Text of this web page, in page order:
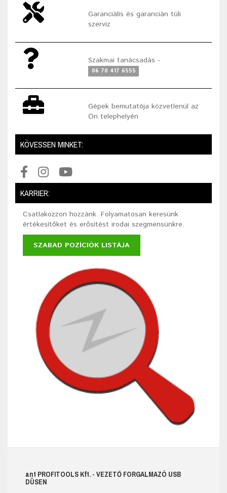
Garanciális és garancián túli
szerviz
Szakmai tanácsadás -
06 70 417 6555
Gépek bemutatója közvetlenül az
Ön telephelyén
KÖVESSEN MINKET:
KARRIER:
Csatlakozzon hozzánk. Folyamatosan keresünk
értékesítőket és erősítést irodai szegmensünkre.
SZABAD POZÍCIÓK LISTÁJA
ant PROFITOOLS Kft. - VEZETŐ FORGALMAZÓ USB
DÜSEN